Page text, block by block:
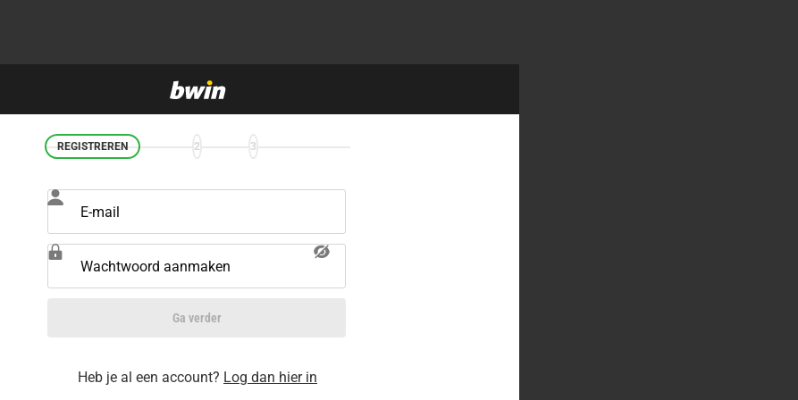
REGISTREREN 2 3
E-mail
Wachtwoord aanmaken
Ga verder
Heb je al een account? Log dan hier in